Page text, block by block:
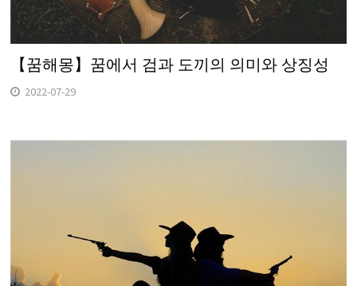
【꿈해몽】꿈에서 검과 도끼의 의미와 상징성
2022-07-29